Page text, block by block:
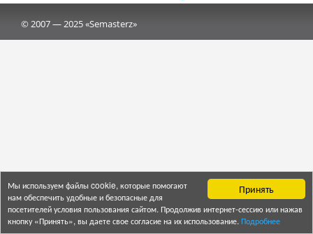
Принять
Мы используем файлы cookie, которые помогают
нам обеспечить удобные и безопасные для
посетителей условия пользования сайтом. Продолжив интернет-сессию или нажав
кнопку «Принять», вы даете свое согласие на их использование. Подробнее
© 2007 — 2025 «Semasterz»